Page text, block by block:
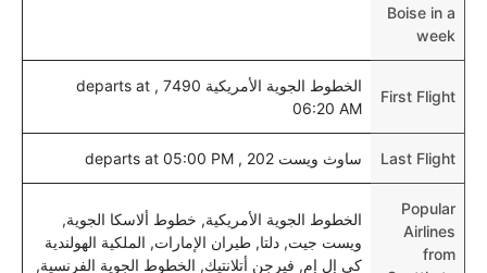
Boise in a
week
First Flight
الخطوط الجوية الأمريكية 7490 , departs at
06:20 AM
Last Flight ساوث ويست 202 , departs at 05:00 PM
Popular
Airlines
from
الخطوط الجوية الأمريكية, خطوط ألاسكا الجوية,
ويست جيت, دلتا, طيران الإمارات, الملكية الهولندية
كي إل إم, فيرجن أتلانتيك, الخطوط الجوية الفرنسية,